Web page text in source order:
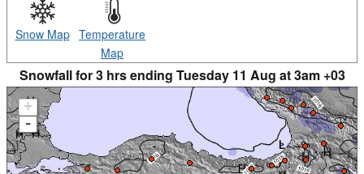
Snow Map Temperature
Map
Snowfall for 3 hrs ending Tuesday 11 Aug at 3am +03
+
-